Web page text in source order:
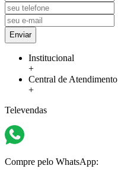
Enviar
Institucional
+
Central de Atendimento
+
Televendas
Compre pelo WhatsApp: